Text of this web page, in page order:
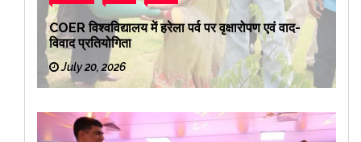
COER विश्वविद्यालय में हरेला पर्व पर वृक्षारोपण एवं वाद-
विवाद प्रतियोगिता
July 20, 2026